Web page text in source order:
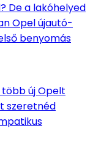
De a lakóhelyed
Opel újautó-
benyomás
új Opelt
szeretnéd